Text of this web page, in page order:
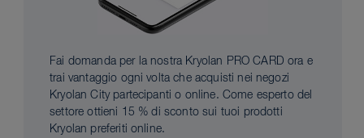
Fai domanda per la nostra Kryolan PRO CARD ora e
trai vantaggio ogni volta che acquisti nei negozi
Kryolan City partecipanti o online. Come esperto del
settore ottieni 15 % di sconto sui tuoi prodotti
Kryolan preferiti online.